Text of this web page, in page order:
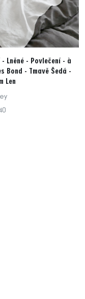
- Lněné - Povlečení - à
Bond - Tmavě Šedá -
Len